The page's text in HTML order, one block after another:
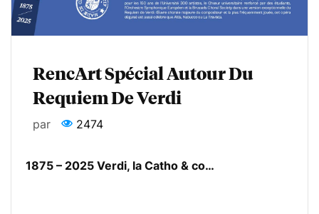
RencArt Spécial Autour Du
Requiem De Verdi
par 2474
1875 – 2025 Verdi, la Catho & co…